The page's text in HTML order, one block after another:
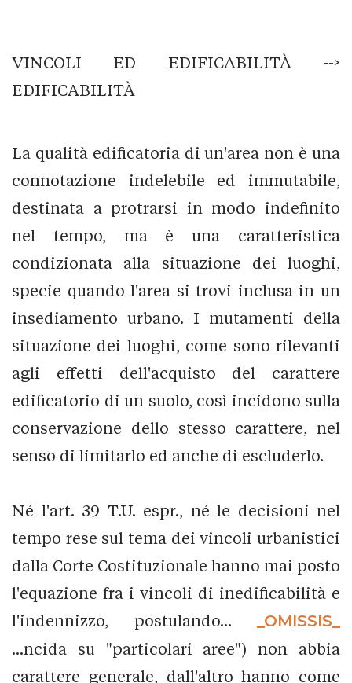
VINCOLI ED EDIFICABILITÀ -->
EDIFICABILITÀ
La qualità edificatoria di un'area non è una
connotazione indelebile ed immutabile,
destinata a protrarsi in modo indefinito
nel tempo, ma è una caratteristica
condizionata alla situazione dei luoghi,
specie quando l'area si trovi inclusa in un
insediamento urbano. I mutamenti della
situazione dei luoghi, come sono rilevanti
agli effetti dell'acquisto del carattere
edificatorio di un suolo, così incidono sulla
conservazione dello stesso carattere, nel
senso di limitarlo ed anche di escluderlo.
Né l'art. 39 T.U. espr., né le decisioni nel
tempo rese sul tema dei vincoli urbanistici
dalla Corte Costituzionale hanno mai posto
l'equazione fra i vincoli di inedificabilità e
l'indennizzo, postulando...
_OMISSIS_
...ncida su "particolari aree") non abbia
carattere generale, dall'altro hanno come